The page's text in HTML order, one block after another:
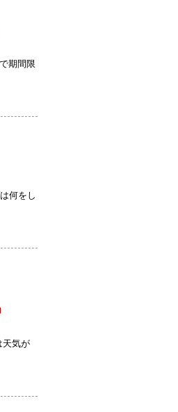
期間限
をし
天気が